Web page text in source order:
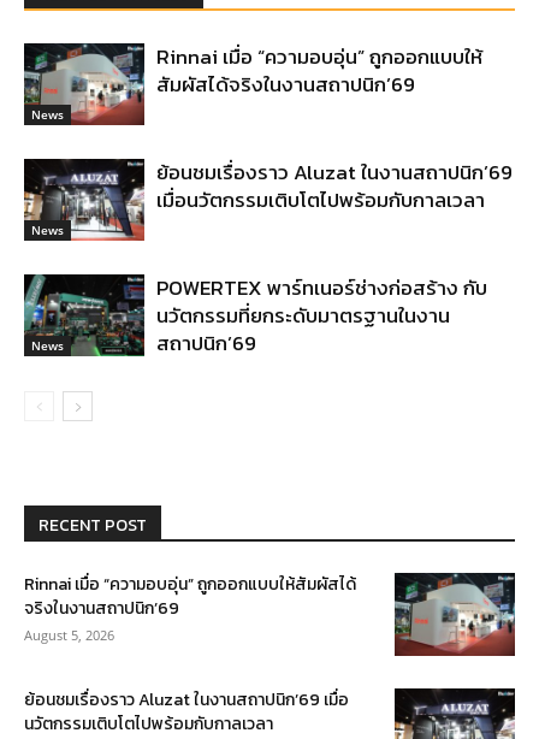
News
Rinnai เมื่อ “ความอบอุ่น” ถูกออกแบบให้
สัมผัสได้จริงในงานสถาปนิก’69
News
ย้อนชมเรื่องราว Aluzat ในงานสถาปนิก’69
เมื่อนวัตกรรมเติบโตไปพร้อมกับกาลเวลา
News
POWERTEX พาร์ทเนอร์ช่างก่อสร้าง กับ
นวัตกรรมที่ยกระดับมาตรฐานในงาน
สถาปนิก’69
RECENT POST
Rinnai เมื่อ “ความอบอุ่น” ถูกออกแบบให้สัมผัสได้
จริงในงานสถาปนิก’69
August 5, 2026
ย้อนชมเรื่องราว Aluzat ในงานสถาปนิก’69 เมื่อ
นวัตกรรมเติบโตไปพร้อมกับกาลเวลา